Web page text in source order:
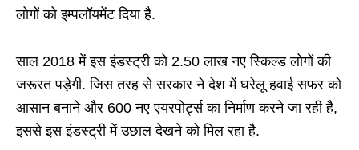
लोगों को इम्पलॉयमेंट दिया है.
साल 2018 में इस इंडस्ट्री को 2.50 लाख नए स्किल्ड लोगों की
जरूरत पड़ेगी. जिस तरह से सरकार ने देश में घरेलू हवाई सफर को
आसान बनाने और 600 नए एयरपोर्ट्स का निर्माण करने जा रही है,
इससे इस इंडस्ट्री में उछाल देखने को मिल रहा है.